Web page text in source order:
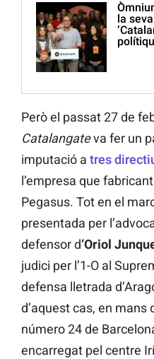
la
Però el passat 27 de
Catalangateva fer un
imputació a tres
l’empresa que
Pegasus. Tot en el
presentada per
defensor d‘Oriol
judici per l’1-O al
defensa lletrada
d’aquest cas, en mans
número 24 de
encarregat pel centre